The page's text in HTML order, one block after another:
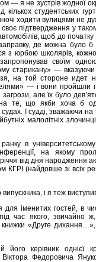
— я не зустрів жодної
кількох студентських
ходити вулицями не
підтвердження у
щоб до початку
заправку, де можна було
з юрбою школярів,
своїм
старикану» —
на той стороне идет
— і вони пройшли
але їх було
те, що якби хоча б
І судді, зважаючи
малолітніх
в університетському
на якому
від дня народження
КГРІ (найдовше зі всіх
і я теж
для іменитих гостей, в
час якого, звичайно
книжки «Друге
керівник однієї
Федоровича